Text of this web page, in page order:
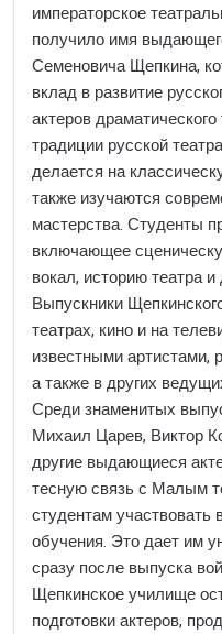
императорское
получило имя
Семеновича Щепкина,
вклад в развитие
актеров
традиции русской
делается на
также изучаются
мастерства. Студенты
включающее
вокал, историю театра
Выпускники
театрах, кино и на
известными
а также в других
Среди знаменитых
Михаил Царев, Виктор
другие выдающиеся
тесную связь с Малым
студентам участвовать
обучения. Это дает им
сразу после выпуска
Щепкинское училище
подготовки актеров,